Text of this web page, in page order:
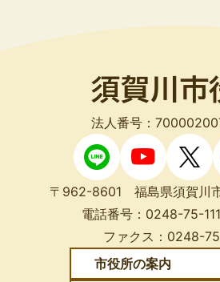
法人番号：
〒962-8601 福島県須賀川
電話番号： 0248-75-
ファクス： 0248-
市役所の案内